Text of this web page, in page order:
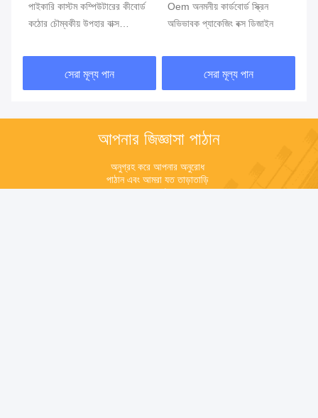
পাইকারি কাস্টম কম্পিউটারের কীবোর্ড
কঠোর চৌম্বকীয় উপহার বাক্স
সেরা মূল্য পান
Oem অনমনীয় কার্ডবোর্ড স্ক্রিন
অভিভাবক প্যাকেজিং বক্স ডিজাইন
সেরা মূল্য পান
আপনার জিজ্ঞাসা পাঠান
অনুগ্রহ করে আপনার অনুরোধ
পাঠান এবং আমরা যত তাড়াতাড়ি
সম্ভব আপনাকে উত্তর দেব।